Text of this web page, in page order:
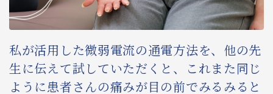
私が活用した微弱電流の通電方法を、他の先
生に伝えて試していただくと、これまた同じ
ように患者さんの痛みが目の前でみるみると